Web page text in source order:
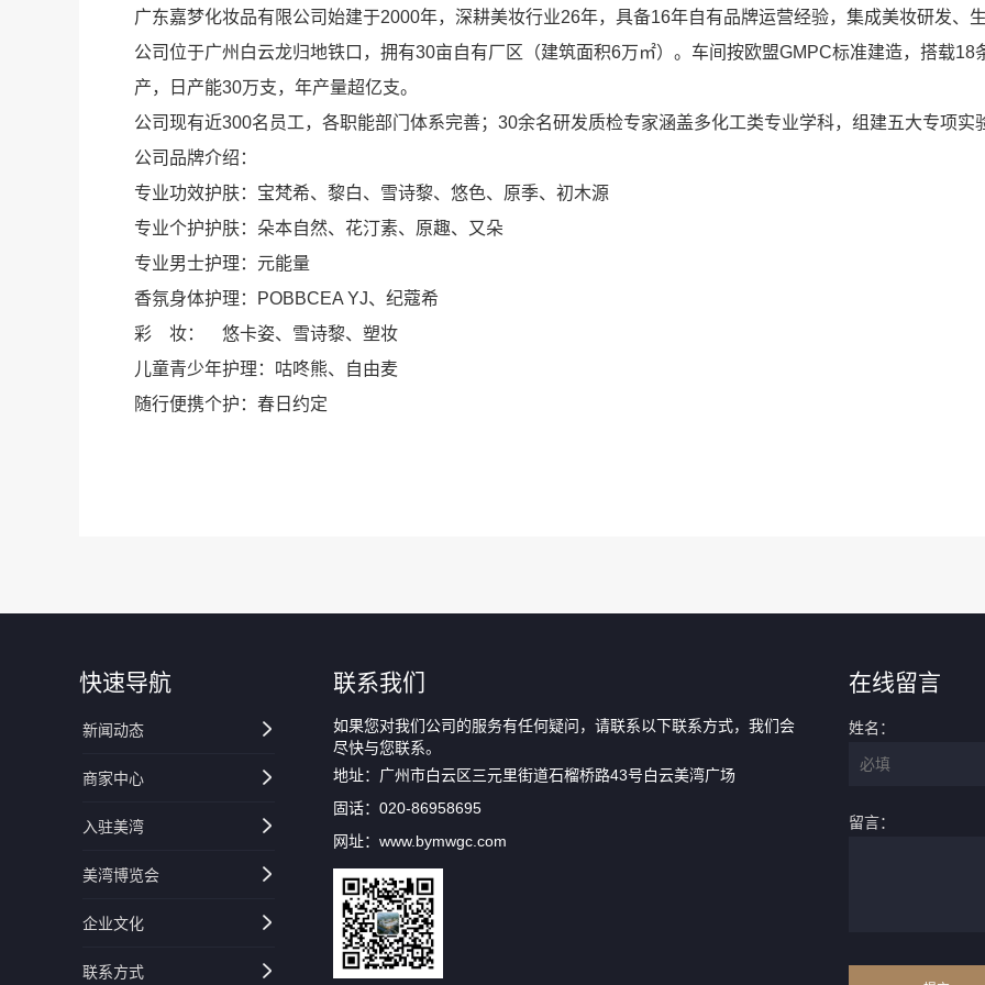
广东嘉梦化妆品有限公司始建于2000年，深耕美妆行业26年，具备16年自有品牌运营经验，集成美妆研发、
公司位于广州白云龙归地铁口，拥有30亩自有厂区（建筑面积6万㎡）。车间按欧盟GMPC标准建造，搭载
产，日产能30万支，年产量超亿支。
公司现有近300名员工，各职能部门体系完善；30余名研发质检专家涵盖多化工类专业学科，组建五大专项实
公司品牌介绍：
专业功效护肤：宝梵希、黎白、雪诗黎、悠色、原季、初木源
专业个护护肤：朵本自然、花汀素、原趣、又朵
专业男士护理：元能量
香氛身体护理：POBBCEA YJ、纪蔻希
彩 妆： 悠卡姿、雪诗黎、塑妆
儿童青少年护理：咕咚熊、自由麦
随行便携个护：春日约定
快速导航
新闻动态
商家中心
入驻美湾
美湾博览会
企业文化
联系方式
联系我们
如果您对我们公司的服务有任何疑问，请联系以下联系方式，我们会
尽快与您联系。
地址：广州市白云区三元里街道石榴桥路43号白云美湾广场
固话：020-86958695
网址：www.bymwgc.com
在线留言
姓名：
留言：